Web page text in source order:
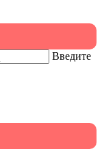
Введите